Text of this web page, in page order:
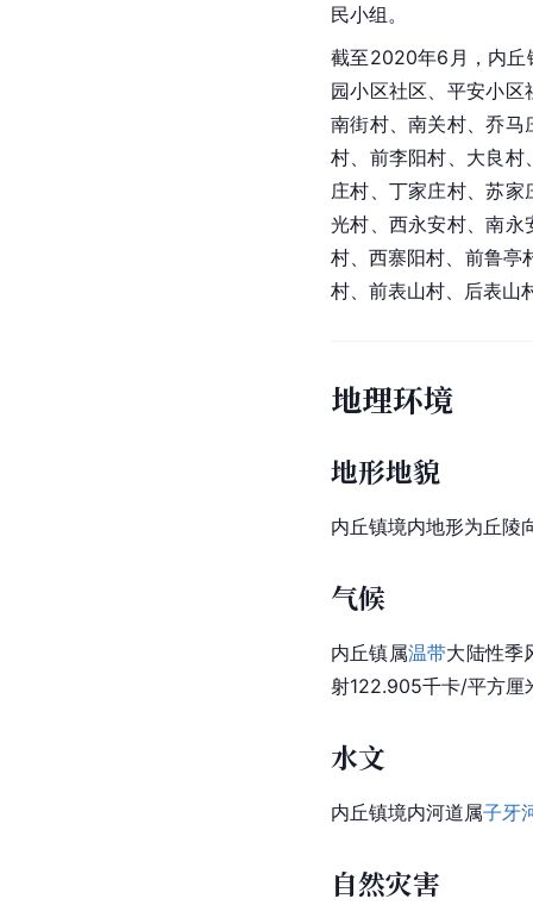
民小组。
截至2020年6月，内丘
园小区社区、平安小
南街村、南关村、乔
村、前李阳村、大良村
庄村、丁家庄村、苏
光村、西永安村、南永
村、西寨阳村、前鲁亭
村、前表山村、后表山
地理环境
地形地貌
内丘镇境内地形为丘陵
气候
内丘镇属温带大陆性
射122.905千卡/平方厘
水文
内丘镇境内河道属子牙
自然灾害